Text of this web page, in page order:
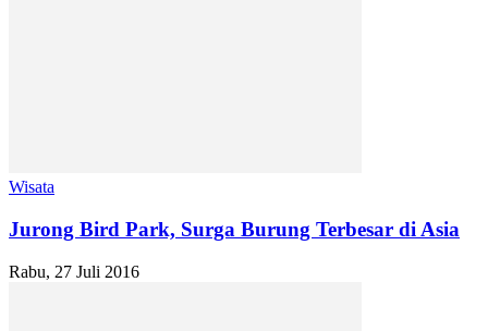
Wisata
Jurong Bird Park, Surga Burung Terbesar di Asia
Rabu, 27 Juli 2016